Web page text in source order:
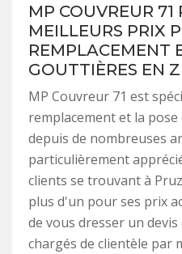
MP COUVREUR 71
MEILLEURS PRIX
REMPLACEMENT
GOUTTIÈRES EN
MP Couvreur 71 est
remplacement et la
depuis de nombreuses
particulièrement
clients se trouvant à
plus d'un pour ses prix
de vous dresser un
chargés de clientèle par